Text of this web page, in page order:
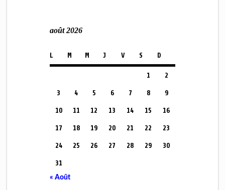
août 2026
L M M J V S D
1 2
3 4 5 6 7 8 9
10 11 12 13 14 15 16
17 18 19 20 21 22 23
24 25 26 27 28 29 30
31
« Août